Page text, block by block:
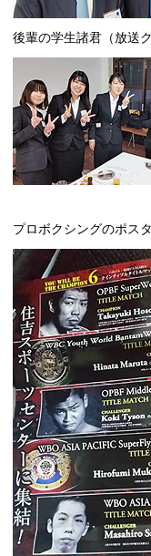
後輩の学生諸君（放送
プロボクシングのポス